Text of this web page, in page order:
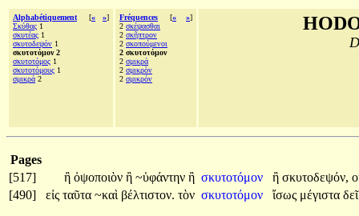
Alphabétiquement [« »]
Σκύθας 1
σκυτέας 1
σκυτοδεψόν 1
σκυτοτόμον 2
σκυτοτόμος 1
σκυτοτόμους 1
σμικρά 2
Fréquences [« »]
2 σκέψασθαι
2 σκῆπτρον
2 σκοπούμενοι
2 σκυτοτόμον
2 σμικρά
2 σμικρὸν
2 σμικρόν
Pages
[517]
ἢ ὀψοποιὸν ἢ ~ὑφάντην ἢ σκυτοτόμον ἢ σκυτοδεψόν,
[490]
εἰς ταῦτα ~καὶ βέλτιστον. τὸν σκυτοτόμον ἴσως μέγιστα